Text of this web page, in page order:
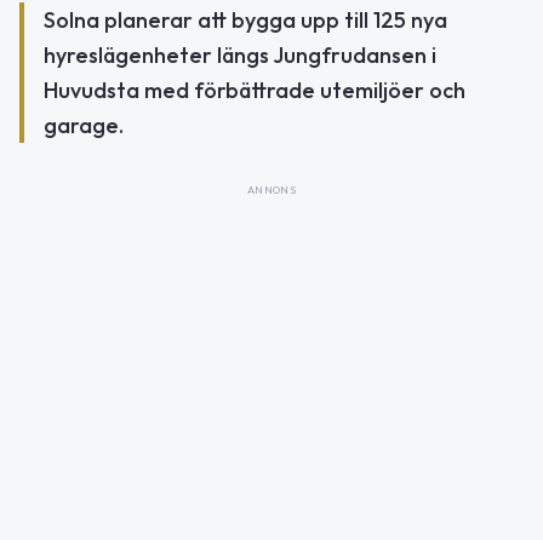
Solna planerar att bygga upp till 125 nya
hyreslägenheter längs Jungfrudansen i
Huvudsta med förbättrade utemiljöer och
garage.
ANNONS